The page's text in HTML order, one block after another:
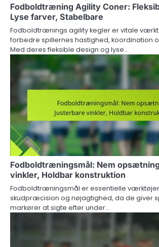
Fodboldtræning Agility Coner:
Lyse farver, Stabelbare
Fodboldtrænings agility kegler er vitale
forbedre spillernes hastighed, koordination
Med deres fleksible design og lyse…
Fodboldtræningsmål: Nem
vinkler, Holdbar konstruktion
Fodboldtræningsmål er essentielle
skudpræcision og nøjagtighed, da de giver
markører at sigte efter under…